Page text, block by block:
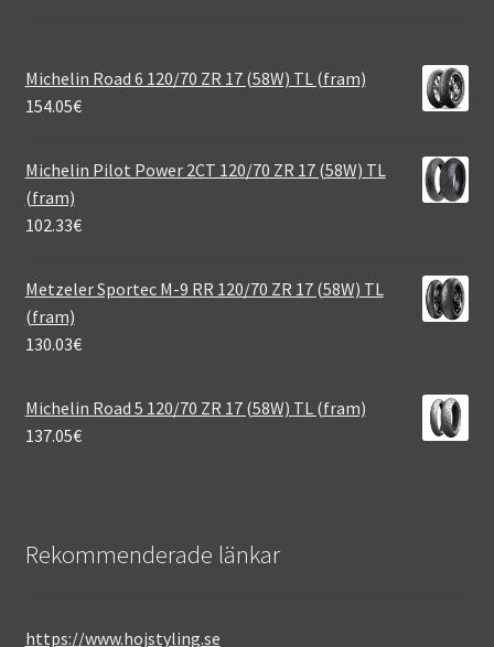
Michelin Road 6 120/70 ZR 17 (58W) TL (fram)
154.05€
Michelin Pilot Power 2CT 120/70 ZR 17 (58W) TL
(fram)
102.33€
Metzeler Sportec M-9 RR 120/70 ZR 17 (58W) TL
(fram)
130.03€
Michelin Road 5 120/70 ZR 17 (58W) TL (fram)
137.05€
Rekommenderade länkar
https://www.hojstyling.se